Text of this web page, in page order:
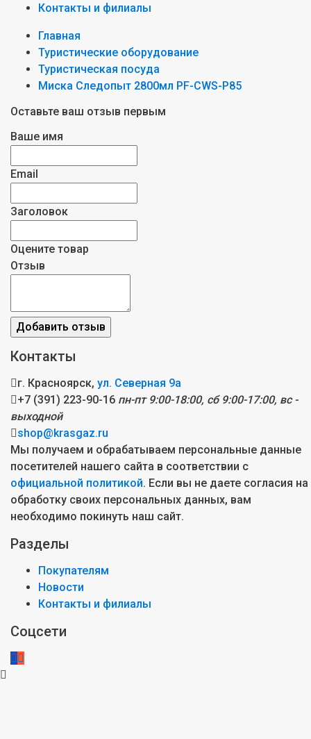
Контакты и филиалы
Главная
Туристические оборудование
Туристическая посуда
Миска Следопыт 2800мл PF-CWS-P85
Оставьте ваш отзыв первым
Ваше имя
Email
Заголовок
Оцените товар
Отзыв
Контакты
г. Красноярск, ул. Северная 9а
+7 (391) 223-90-16 пн-пт 9:00-18:00, сб 9:00-17:00, вс -
выходной
shop@krasgaz.ru
Мы получаем и обрабатываем персональные данные
посетителей нашего сайта в соответствии с
официальной политикой. Если вы не даете согласия на
обработку своих персональных данных, вам
необходимо покинуть наш сайт.
Разделы
Покупателям
Новости
Контакты и филиалы
Соцсети